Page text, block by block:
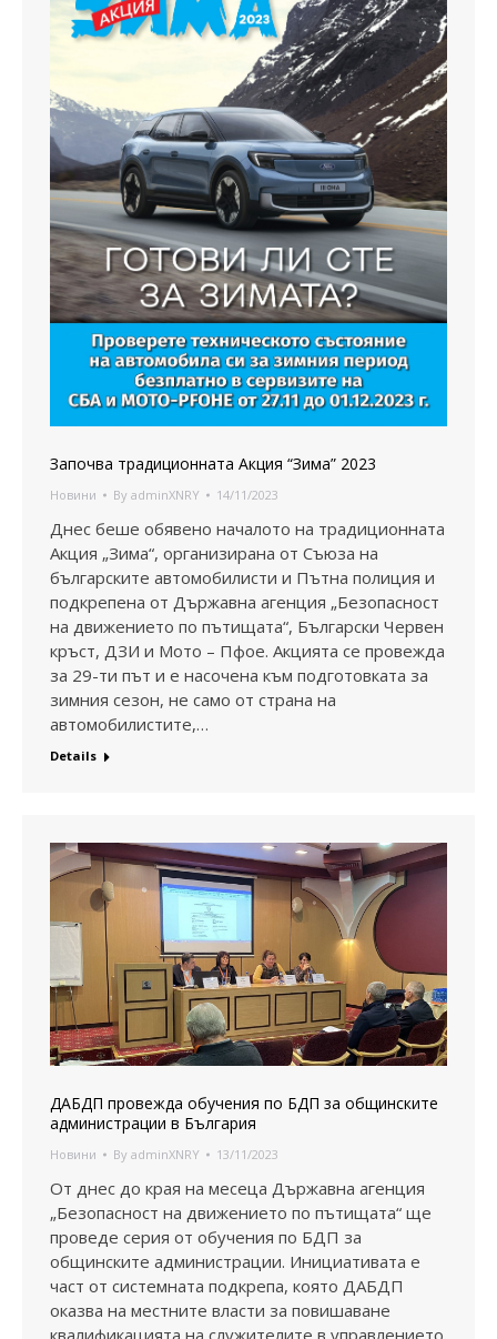
Започва традиционната Акция “Зима” 2023
Новини By adminXNRY 14/11/2023
Днес беше обявено началото на традиционната
Акция „Зима“, организирана от Съюза на
българските автомобилисти и Пътна полиция и
подкрепена от Държавна агенция „Безопасност
на движението по пътищата“, Български Червен
кръст, ДЗИ и Мото – Пфое. Акцията се провежда
за 29-ти път и е насочена към подготовката за
зимния сезон, не само от страна на
автомобилистите,…
Details
ДАБДП провежда обучения по БДП за общинските
администрации в България
Новини By adminXNRY 13/11/2023
От днес до края на месеца Държавна агенция
„Безопасност на движението по пътищата“ ще
проведе серия от обучения по БДП за
общинските администрации. Инициативата е
част от системната подкрепа, която ДАБДП
оказва на местните власти за повишаване